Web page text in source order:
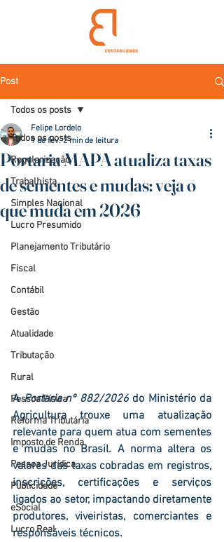
Post
Todos os posts
Regularização
Trabalhista
Simples Nacional
Lucro Presumido
Planejamento Tributário
Fiscal
Contábil
Gestão
Atualidade
Tributação
Rural
Pessoa Física
Reforma Tributária
Imposto de Renda
Pessoa Jurídica
Publicidade
eSocial
Lucro Real
Todos os posts
Portaria MAPA atualiza taxas
de sementes e mudas: veja o
que muda em 2026
Felipe Lordelo
9 de fev. 2 min de leitura
A Portaria nº 882/2026 do Ministério da
Agricultura trouxe uma atualização
relevante para quem atua com sementes
e mudas no Brasil. A norma altera os
valores das taxas cobradas em registros,
inscrições, certificações e serviços
ligados ao setor, impactando diretamente
produtores, viveiristas, comerciantes e
responsáveis técnicos.